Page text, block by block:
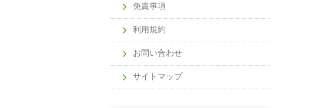
免責事項
利用規約
お問い合わせ
サイトマップ